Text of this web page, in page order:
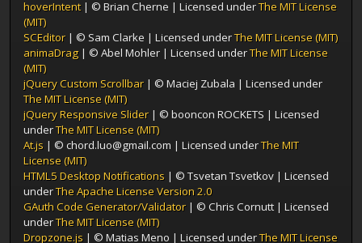
hoverIntent| © Brian Cherne | Licensed underThe MIT License
(MIT)
SCEditor| © Sam Clarke | Licensed underThe MIT License (MIT)
animaDrag| © Abel Mohler | Licensed underThe MIT License
(MIT)
jQuery Custom Scrollbar| © Maciej Zubala | Licensed under
The MIT License (MIT)
jQuery Responsive Slider| © booncon ROCKETS | Licensed
underThe MIT License (MIT)
At.js | © chord.luo@gmail.com | Licensed underThe MIT
License (MIT)
HTML5 Desktop Notifications | © Tsvetan Tsvetkov | Licensed
underThe Apache License Version 2.0
GAuth Code Generator/Validator| © Chris Cornutt | Licensed
underThe MIT License (MIT)
Dropzone.js | © Matias Meno | Licensed underThe MIT License